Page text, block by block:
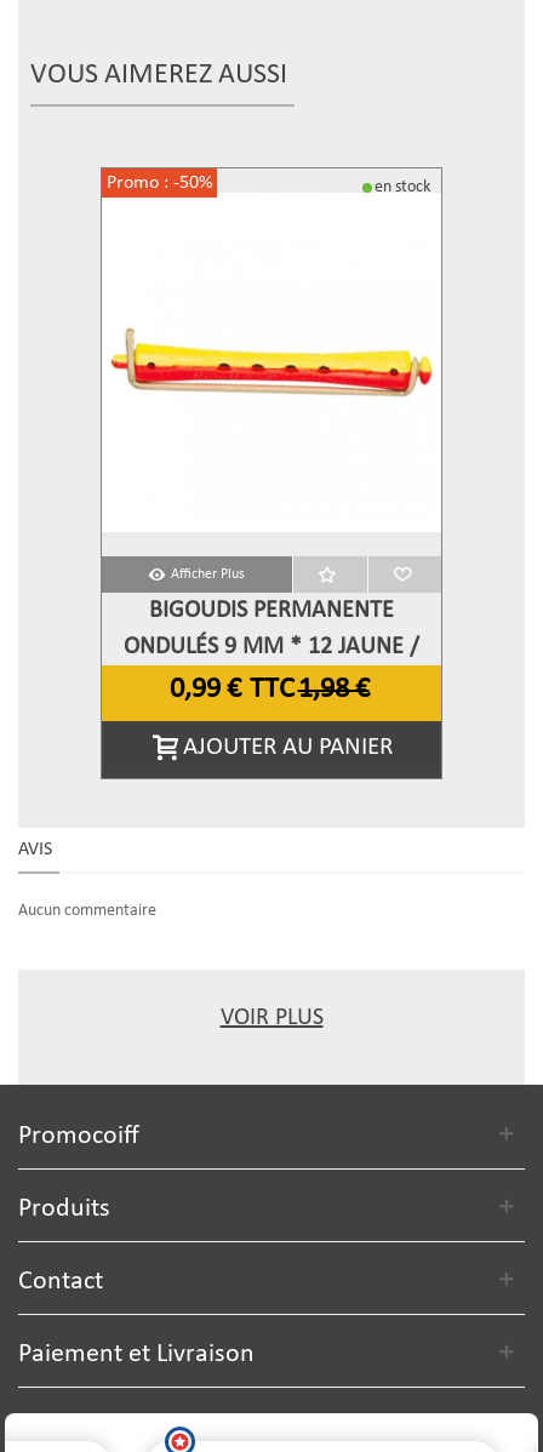
VOUS AIMEREZ AUSSI
en stock
Promo : -50%
Afficher Plus
BIGOUDIS PERMANENTE
ONDULÉS 9 MM * 12 JAUNE /
ROUGE
0,99 € TTC1,98 €
AJOUTER AU PANIER
AVIS
Aucun commentaire
VOIR PLUS
Promocoiff
Produits
Contact
Paiement et Livraison